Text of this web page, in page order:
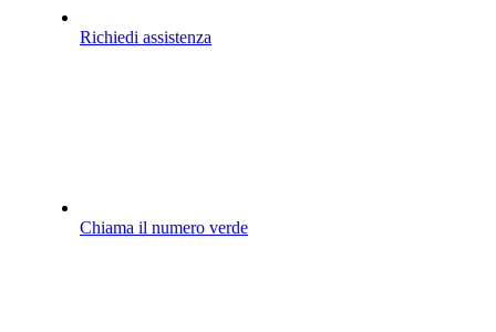
Richiedi assistenza
Chiama il numero verde